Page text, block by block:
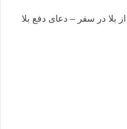
بلا در سفر – دعای دفع بلا